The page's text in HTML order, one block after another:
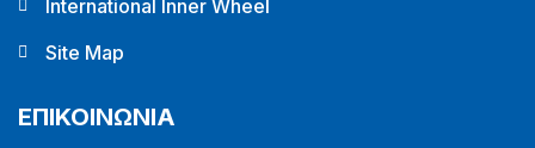
International Inner Wheel
Site Map
ΕΠΙΚΟΙΝΩΝΙΑ